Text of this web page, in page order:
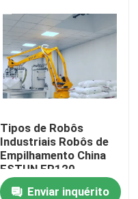
Tipos de Robôs
Industriais Robôs de
Empilhamento China
ESTUN ER120
Enviar inquérito